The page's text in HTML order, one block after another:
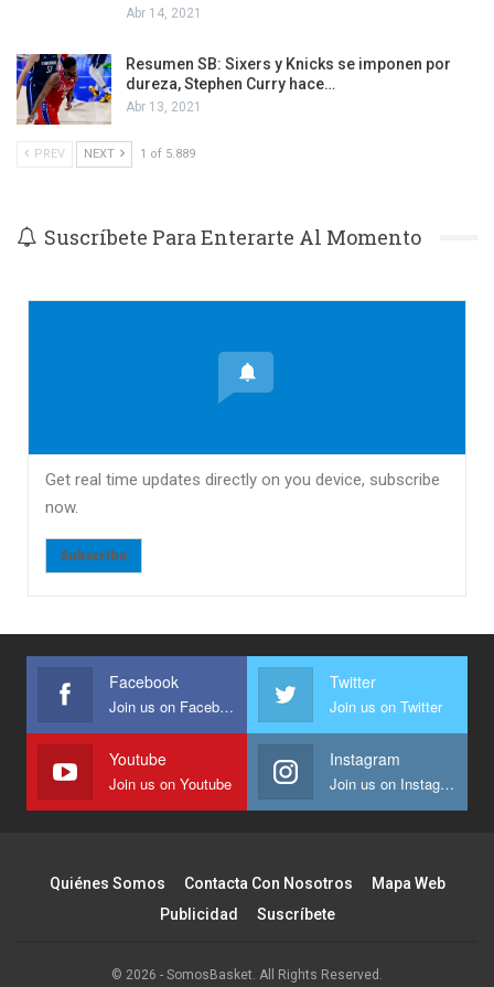
Abr 14, 2021
Resumen SB: Sixers y Knicks se imponen por
dureza, Stephen Curry hace…
Abr 13, 2021
PREV NEXT 1 of 5.889
Suscríbete Para Enterarte Al Momento
Get real time updates directly on you device, subscribe
now.
Subscribe
Facebook
Join us on Facebook
Twitter
Join us on Twitter
Youtube
Join us on Youtube
Instagram
Join us on Instagram
Quiénes Somos Contacta Con Nosotros
Mapa Web
Publicidad
Suscríbete
© 2026 - SomosBasket. All Rights Reserved.